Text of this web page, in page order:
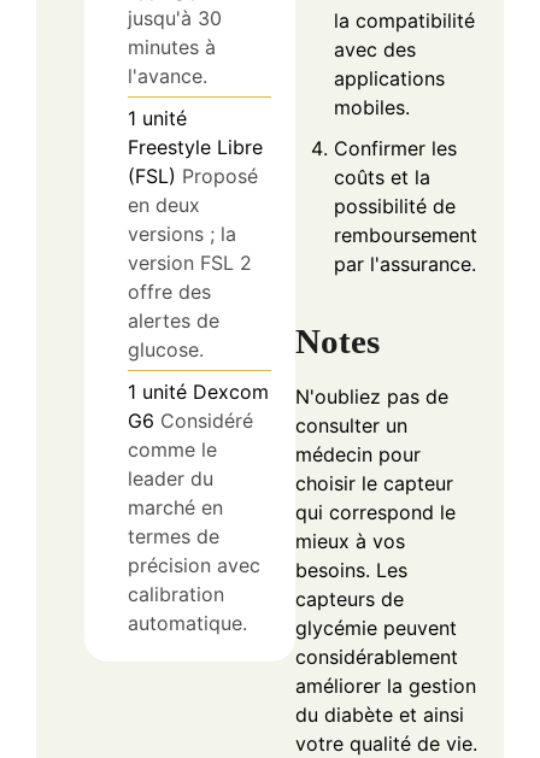
jusqu'à 30
minutes à
l'avance.
1 unité
Freestyle Libre
(FSL) Proposé
en deux
versions ; la
version FSL 2
offre des
alertes de
glucose.
1 unité Dexcom
G6 Considéré
comme le
leader du
marché en
termes de
précision avec
calibration
automatique.
la compatibilité
avec des
applications
mobiles.
Confirmer les
coûts et la
possibilité de
remboursement
par l'assurance.
Notes
N'oubliez pas de
consulter un
médecin pour
choisir le capteur
qui correspond le
mieux à vos
besoins. Les
capteurs de
glycémie peuvent
considérablement
améliorer la gestion
du diabète et ainsi
votre qualité de vie.